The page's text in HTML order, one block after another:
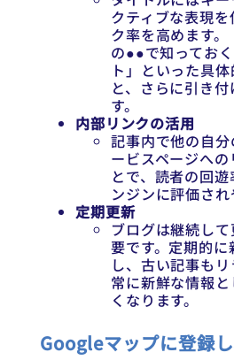
クティブな表現
ク率を高めます
の●●で知ってお
ト」といった具
と、さらに引き
す。
内部リンクの活用
記事内で他の自
ービスページへ
とで、読者の回
ンジンに評価され
定期更新
ブログは継続し
要です。定期的
し、古い記事も
常に新鮮な情報
くなります。
Googleマップに登録